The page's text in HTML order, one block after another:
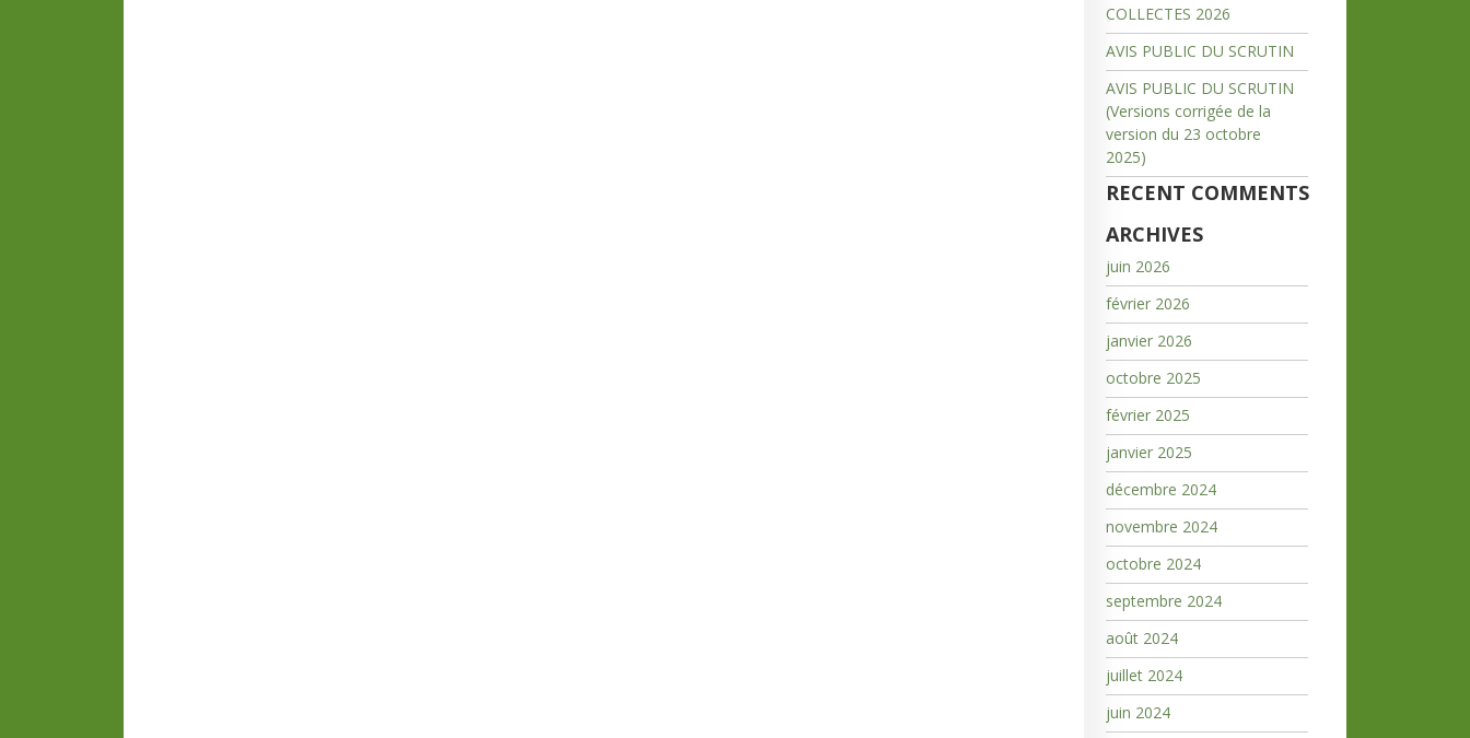
COLLECTES 2026
AVIS PUBLIC DU SCRUTIN
AVIS PUBLIC DU SCRUTIN
(Versions corrigée de la
version du 23 octobre
2025)
RECENT COMMENTS
ARCHIVES
juin 2026
février 2026
janvier 2026
octobre 2025
février 2025
janvier 2025
décembre 2024
novembre 2024
octobre 2024
septembre 2024
août 2024
juillet 2024
juin 2024